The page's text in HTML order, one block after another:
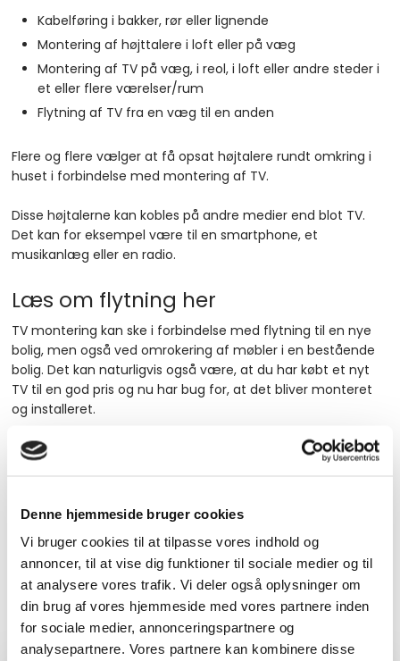
Denne hjemmeside bruger cookies
Vi bruger cookies til at tilpasse vores indhold og
annoncer, til at vise dig funktioner til sociale medier og til
at analysere vores trafik. Vi deler også oplysninger om
din brug af vores hjemmeside med vores partnere inden
for sociale medier, annonceringspartnere og
analysepartnere. Vores partnere kan kombinere disse
Kabelføring i bakker, rør eller lignende
Montering af højttalere i loft eller på væg
Montering af TV på væg, i reol, i loft eller andre steder i
et eller flere værelser/rum
Flytning af TV fra en væg til en anden​​
Flere og flere vælger at få opsat højtalere rundt omkring i
huset i forbindelse med montering af TV.​​
​​Disse højtalerne kan kobles på andre medier end blot TV.
Det kan for eksempel være til en smartphone, et
musikanlæg eller en radio.
Læs om flytning her
​TV montering kan ske i forbindelse med flytning til en nye
bolig, men også ved omrokering af møbler i en bestående
bolig. Det kan naturligvis også være, at du har købt et nyt
TV til en god pris og nu har bug for, at det bliver monteret
og installeret.
Kontakt os for montering af TV
ønsker at få mere information om monteringen af TV,
højtalere eller radio. Eller læs mere om ophæng af tv
reparation af tvher.
Vi glæder os til at høre fra dig.